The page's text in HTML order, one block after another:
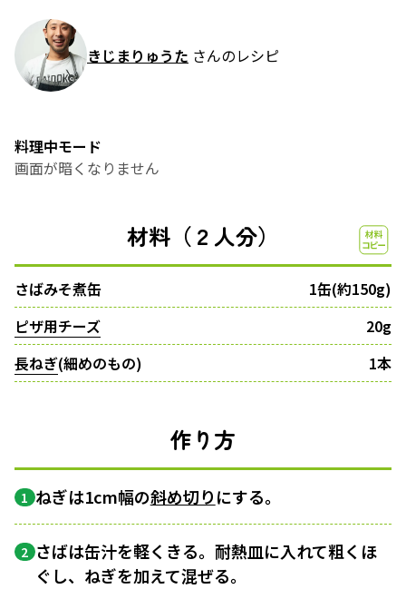
きじまりゅうた さんのレシピ
料理中モード
画面が暗くなりません
材料（２人分）
さばみそ煮缶
1缶(約150g)
ピザ用チーズ
20g
長ねぎ(細めのもの) 1本
作り方
1 ねぎは1cm幅の斜め切りにする。
2 さばは缶汁を軽くきる。耐熱皿に入れて粗くほ
ぐし、ねぎを加えて混ぜる。